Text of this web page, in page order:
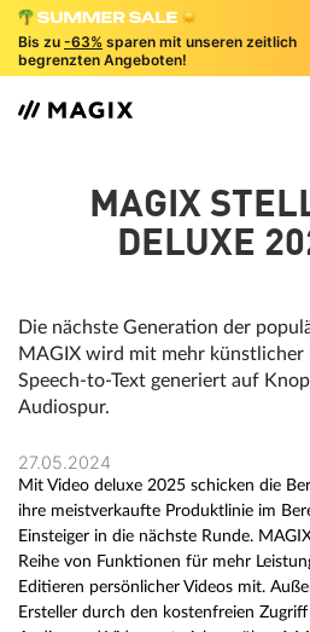
Bis zu -63% sparen mit unseren zeitlich
begrenzten Angeboten!
MAGIX
DELUXE
Die nächste Generation der
MAGIX wird mit mehr künstlicher
Speech-to-Text generiert auf
Audiospur.
27.05.2024
Mit Video deluxe 2025 schicken die
ihre meistverkaufte Produktlinie im
Einsteiger in die nächste Runde.
Reihe von Funktionen für mehr
Editieren persönlicher Videos mit.
Ersteller durch den kostenfreien